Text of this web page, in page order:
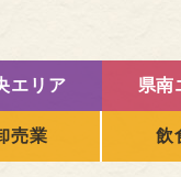
エリア 県南
売業 飲
専用ページ
ONLY